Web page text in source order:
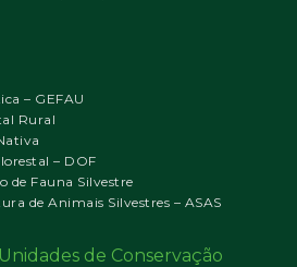
– GEFAU
Rural
– DOF
de Fauna Silvestre
de Animais Silvestres – ASAS
de Conservação